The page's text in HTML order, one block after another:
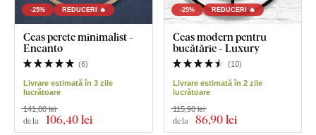
-25% REDUCERI 🔥
Ceas perete minimalist -
Encanto
(6)
Livrare estimată în 3 zile
lucrătoare
de la 106,40 lei
141,80 lei
-25% REDUCERI 🔥
Ceas modern pentru
bucătărie - Luxury
(10)
Livrare estimată în 2 zile
lucrătoare
de la 86,90 lei
115,90 lei